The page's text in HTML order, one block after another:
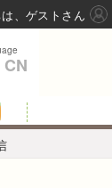
CN
は、ゲストさん